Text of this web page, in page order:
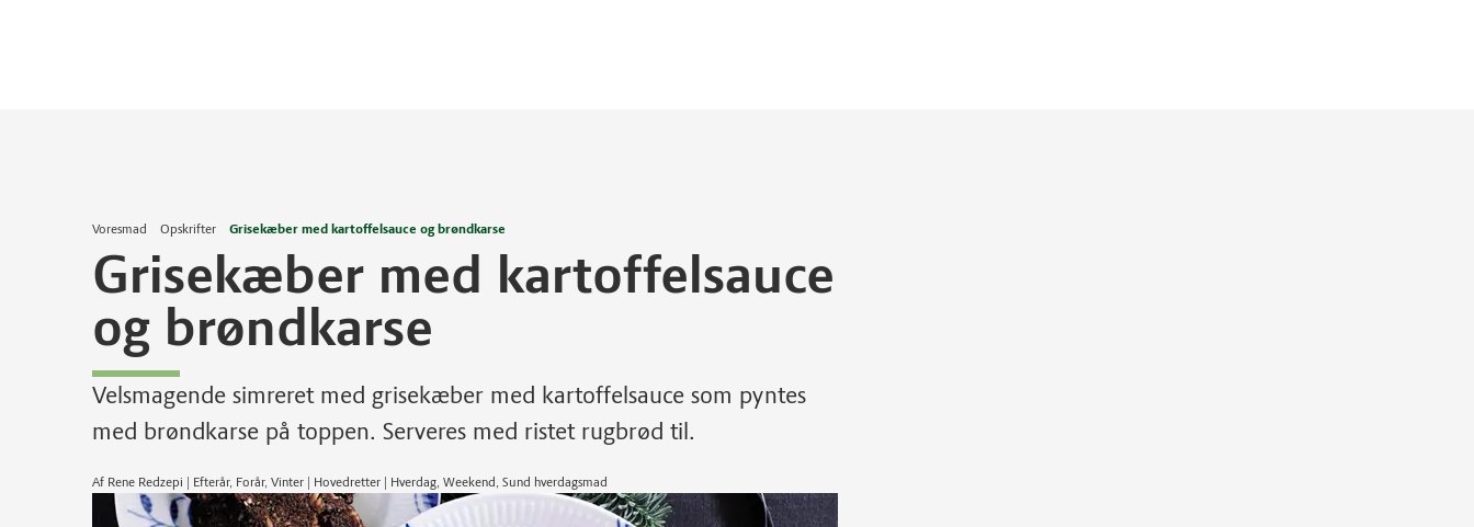
Voresmad Opskrifter Grisekæber med kartoffelsauce og brøndkarse
Grisekæber med kartoffelsauce
og brøndkarse
Velsmagende simreret med grisekæber med kartoffelsauce som pyntes
med brøndkarse på toppen. Serveres med ristet rugbrød til.
Af Rene Redzepi | Efterår, Forår, Vinter | Hovedretter | Hverdag, Weekend, Sund hverdagsmad